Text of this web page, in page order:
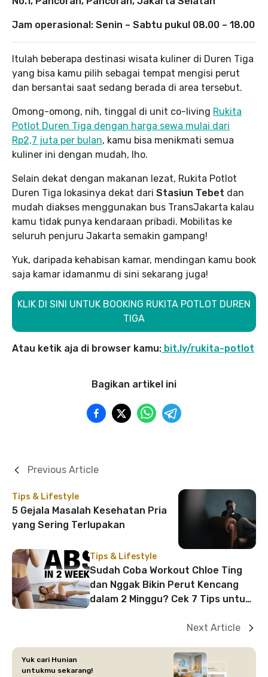
Jam operasional: Senin – Sabtu pukul 08.00 – 18.00
Itulah beberapa destinasi wisata kuliner di Duren Tiga
yang bisa kamu pilih sebagai tempat mengisi perut
dan bersantai saat sedang berada di area tersebut.
Omong-omong, nih, tinggal di unit co-living Rukita
Potlot Duren Tiga dengan harga sewa mulai dari
Rp2,7 juta per bulan, kamu bisa menikmati semua
kuliner ini dengan mudah, lho.
Selain dekat dengan makanan lezat, Rukita Potlot
Duren Tiga lokasinya dekat dari Stasiun Tebet dan
mudah diakses menggunakan bus TransJakarta kalau
kamu tidak punya kendaraan pribadi. Mobilitas ke
seluruh penjuru Jakarta semakin gampang!
Yuk, daripada kehabisan kamar, mendingan kamu book
saja kamar idamanmu di sini sekarang juga!
KLIK DI SINI UNTUK BOOKING RUKITA POTLOT DUREN
TIGA
Atau ketik aja di browser kamu: bit.ly/rukita-potlot
Bagikan artikel ini
Tips & Lifestyle
5 Gejala Masalah Kesehatan Pria
yang Sering Terlupakan
Previous Article
Tips & Lifestyle
Sudah Coba Workout Chloe Ting
dan Nggak Bikin Perut Kencang
dalam 2 Minggu? Cek 7 Tips untuk
Next Article
Yuk cari Hunian
untukmu sekarang!